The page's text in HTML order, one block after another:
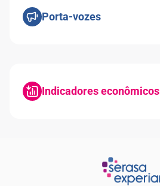
Porta-vozes
Indicadores econômicos